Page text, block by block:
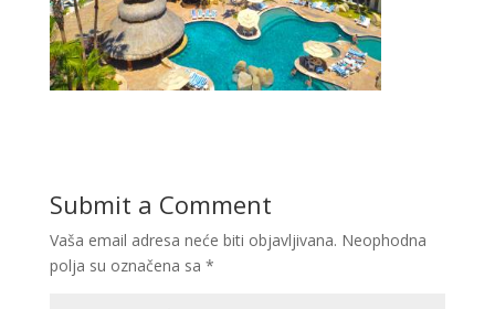
Submit a Comment
Vaša email adresa neće biti objavljivana. Neophodna
polja su označena sa *